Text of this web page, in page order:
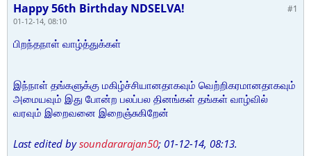
#1
Happy 56th Birthday NDSELVA!
01-12-14, 08:10
பிறந்தநாள் வாழ்த்துக்கள்
இந்நாள் தங்களுக்கு மகிழ்ச்சியானதாகவும் வெற்றிகரமானதாகவும்
அமையவும் இது போன்ற பலப்பல தினங்கள் தங்கள் வாழ்வில்
வரவும் இறைவனை இறைஞ்சுகிறேன்
Last edited bysoundararajan50; 01-12-14, 08:13.